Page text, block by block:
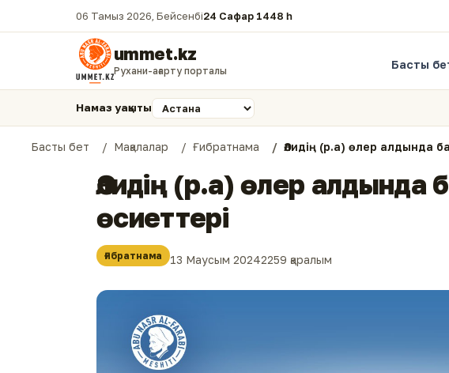
06 Тамыз 2026, Бейсенбі24 Сафар 1448 һ.
ummet.kz
Рухани-ағарту порталы Басты
Намаз уақыты
Басты бет Мақалалар Ғибратнама Әлидің (р.а) өлер алдында
Әлидің (р.а) өлер алдында
өсиеттері
Ғибратнама 13 Маусым 20242259 қаралым